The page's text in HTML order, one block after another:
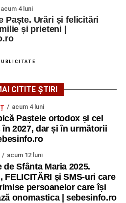
acum 4 luni
Paște. Urări și felicitări
și prieteni |
CITITE ȘTIRI
acum 4 luni
Paștele ortodox și cel
2027, dar și în următorii
acum 12 luni
de Sfânta Maria 2025.
FELICITĂRI și SMS-uri care
persoanelor care își
onomastica | sebesinfo.ro